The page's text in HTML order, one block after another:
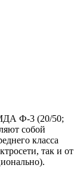
Ф-3 (20/50;
собой
класса
так и от